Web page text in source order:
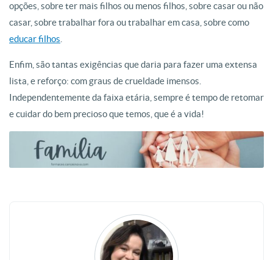
opções, sobre ter mais filhos ou menos filhos, sobre casar ou não
casar, sobre trabalhar fora ou trabalhar em casa, sobre como
educar filhos.
Enfim, são tantas exigências que daria para fazer uma extensa
lista, e reforço: com graus de crueldade imensos.
Independentemente da faixa etária, sempre é tempo de retomar
e cuidar do bem precioso que temos, que é a vida!